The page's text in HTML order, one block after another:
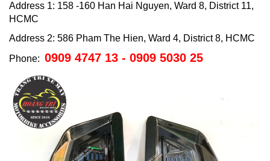
Address 1: 158 -160 Han Hai Nguyen, Ward 8, District 11,
HCMC
Address 2: 586 Pham The Hien, Ward 4, District 8, HCMC
Phone: 0909 4747 13 - 0909 5030 25